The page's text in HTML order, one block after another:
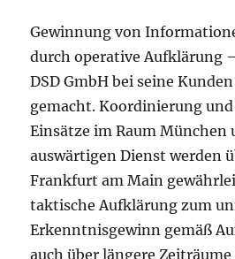
Gewinnung von
durch operative Aufklärung
DSD GmbH bei seine
gemacht. Koordinierung
Einsätze im Raum München
auswärtigen Dienst werden
Frankfurt am Main
taktische Aufklärung zum
Erkenntnisgewinn gemäß
auch über längere